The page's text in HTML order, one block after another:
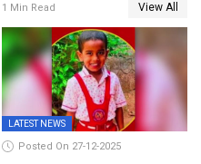
അപകടം കണ്ണൂരിൽ
1 Min Read View All
LATEST NEWS
Posted On 27-12-2025